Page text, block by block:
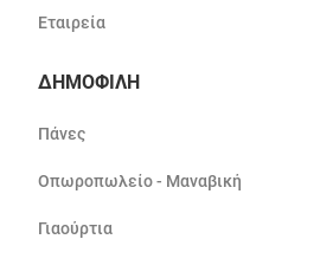
Εταιρεία
ΔΗΜΟΦΙΛΗ
Πάνες
Οπωροπωλείο - Μαναβική
Γιαούρτια